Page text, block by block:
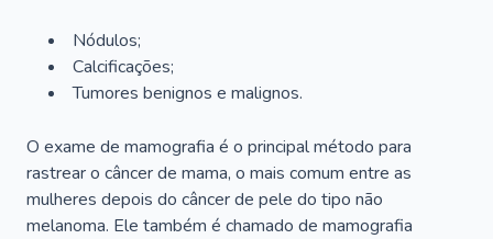
Nódulos;
Calcificações;
Tumores benignos e malignos.
O exame de mamografia é o principal método para
rastrear o câncer de mama, o mais comum entre as
mulheres depois do câncer de pele do tipo não
melanoma. Ele também é chamado de mamografia